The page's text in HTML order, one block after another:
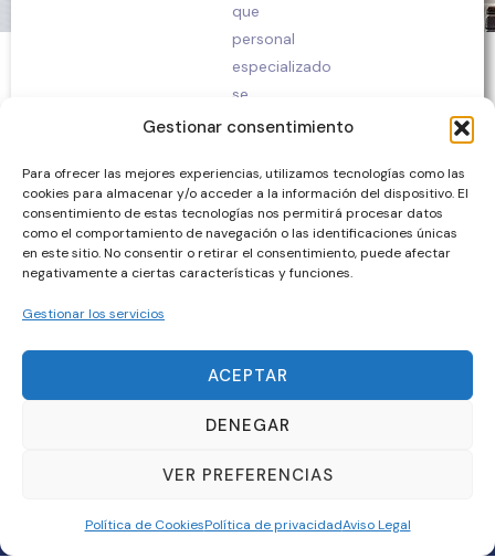
Gestionar consentimiento
Para ofrecer las mejores experiencias, utilizamos tecnologías como las
cookies para almacenar y/o acceder a la información del dispositivo. El
consentimiento de estas tecnologías nos permitirá procesar datos
como el comportamiento de navegación o las identificaciones únicas
en este sitio. No consentir o retirar el consentimiento, puede afectar
negativamente a ciertas características y funciones.
Gestionar los servicios
ACEPTAR
DENEGAR
VER PREFERENCIAS
Política de CookiesPolítica de privacidadAviso Legal
que
personal
especializado
se
encargue
la
implantación
y
gestión
de
denuncias
cumple
la